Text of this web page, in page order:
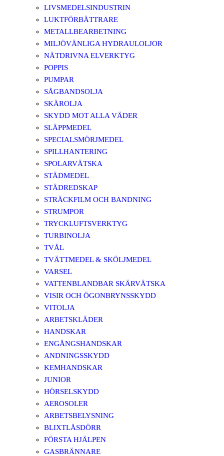
LIVSMEDELSINDUSTRIN
LUKTFÖRBÄTTRARE
METALLBEARBETNING
MILJÖVÄNLIGA HYDRAULOLJOR
NÄTDRIVNA ELVERKTYG
POPPIS
PUMPAR
SÅGBANDSOLJA
SKÄROLJA
SKYDD MOT ALLA VÄDER
SLÄPPMEDEL
SPECIALSMÖRJMEDEL
SPILLHANTERING
SPOLARVÄTSKA
STÄDMEDEL
STÄDREDSKAP
STRÄCKFILM OCH BANDNING
STRUMPOR
TRYCKLUFTSVERKTYG
TURBINOLJA
TVÅL
TVÄTTMEDEL & SKÖLJMEDEL
VARSEL
VATTENBLANDBAR SKÄRVÄTSKA
VISIR OCH ÖGONBRYNSSKYDD
VITOLJA
ARBETSKLÄDER
HANDSKAR
ENGÅNGSHANDSKAR
ANDNINGSSKYDD
KEMHANDSKAR
JUNIOR
HÖRSELSKYDD
AEROSOLER
ARBETSBELYSNING
BLIXTLÅSDÖRR
FÖRSTA HJÄLPEN
GASBRÄNNARE